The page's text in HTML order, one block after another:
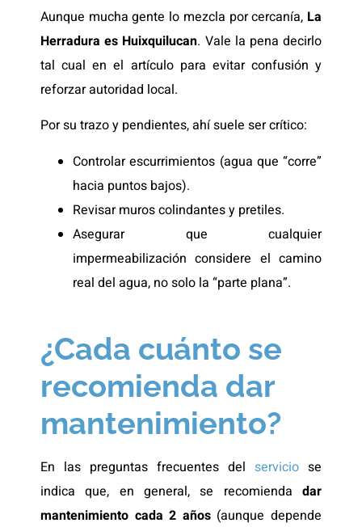
Aunque mucha gente lo mezcla por cercanía, La
Herradura es Huixquilucan. Vale la pena decirlo
tal cual en el artículo para evitar confusión y
reforzar autoridad local.
Por su trazo y pendientes, ahí suele ser crítico:
Controlar escurrimientos (agua que “corre”
hacia puntos bajos).
Revisar muros colindantes y pretiles.
Asegurar que cualquier
impermeabilización considere el camino
real del agua, no solo la “parte plana”.
¿Cada cuánto se
recomienda dar
mantenimiento?
En las preguntas frecuentes del servicio se
indica que, en general, se recomienda dar
mantenimiento cada 2 años(aunque depende